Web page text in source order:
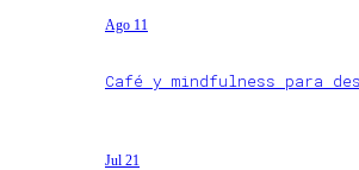
Ago 11
Café y mindfulness para
Jul 21